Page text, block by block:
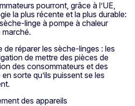
pourront, grâce à l’UE,
la plus récente et la plus durable:
linge à pompe à chaleur
de réparer les sèche-linges : les
de mettre des pièces de
des consommateurs et des
sorte qu’ils puissent se les
des appareils